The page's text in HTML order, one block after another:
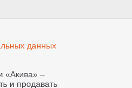
данных
«Акива» –
и продавать